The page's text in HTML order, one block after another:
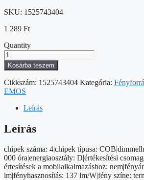
SKU: 1525743404
1 289 Ft
Quantity
LED
izzó
Filament
Mini
Globe
/
E27
5,9
W
W)
/
806
lm
Kosárba teszem
Cikkszám: 1525743404 Kategória:
EMOS
Leírás
Leírás
chipek száma: 4|chipek típusa:
000 óra|energiaosztály: D|értékesítési
értesítések a mobilalkalmazáshoz:
lm|fényhasznosítás: 137 lm/W|fény színe: